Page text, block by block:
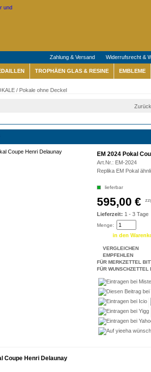
Zahlung & Versand Widerrufsrecht &
TROPHÄEN GLAS & RESINE EMBLEME
/ Pokale ohne Deckel
EM 2024 Pokal
Art.Nr.: EM-2024
Replika EM Pokal
lieferbar
595,00 €
Lieferzeit: 1 - 3 Tage
Menge:
VERGLEICHEN
EMPFEHLEN
FÜR MERKZETTEL
FÜR WUNSCHZETTEL
Coupe Henri Delaunay